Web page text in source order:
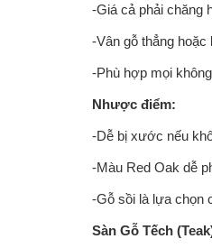
-Giá cả phải chăng
-Vân gỗ thẳng
-Phù hợp mọi
Nhược điểm:
-Dễ bị xước nếu
-Màu Red Oak dễ
-Gỗ sồi là lựa chọn
Sàn Gỗ Tếch